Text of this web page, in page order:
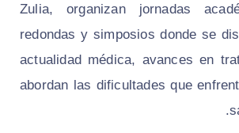
Zulia, organizan jornadas
redondas y simposios donde se
actualidad médica, avances en
abordan las dificultades que